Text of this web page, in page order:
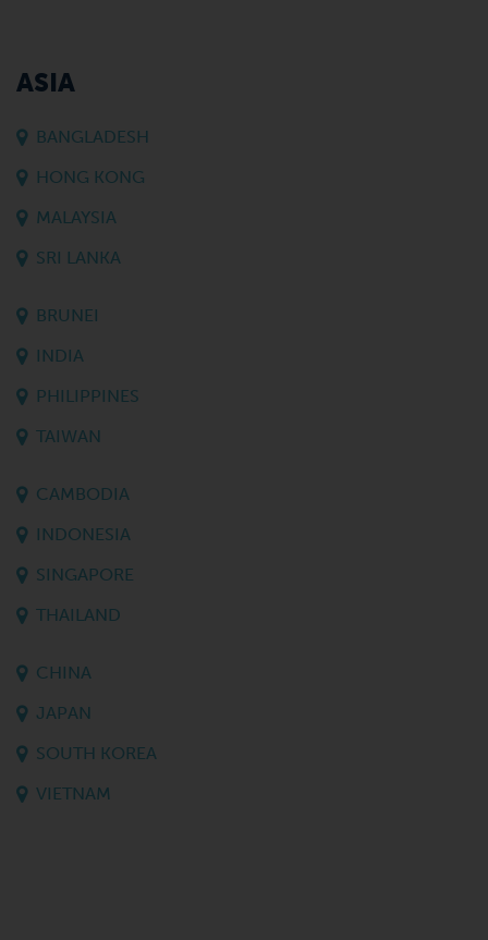
ASIA
BANGLADESH
HONG KONG
MALAYSIA
SRI LANKA
BRUNEI
INDIA
PHILIPPINES
TAIWAN
CAMBODIA
INDONESIA
SINGAPORE
THAILAND
CHINA
JAPAN
SOUTH KOREA
VIETNAM